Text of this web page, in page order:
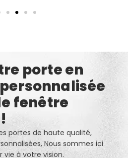
porte en
fenêtre
portes de haute qualité,
Nous sommes ici
vie à votre vision.